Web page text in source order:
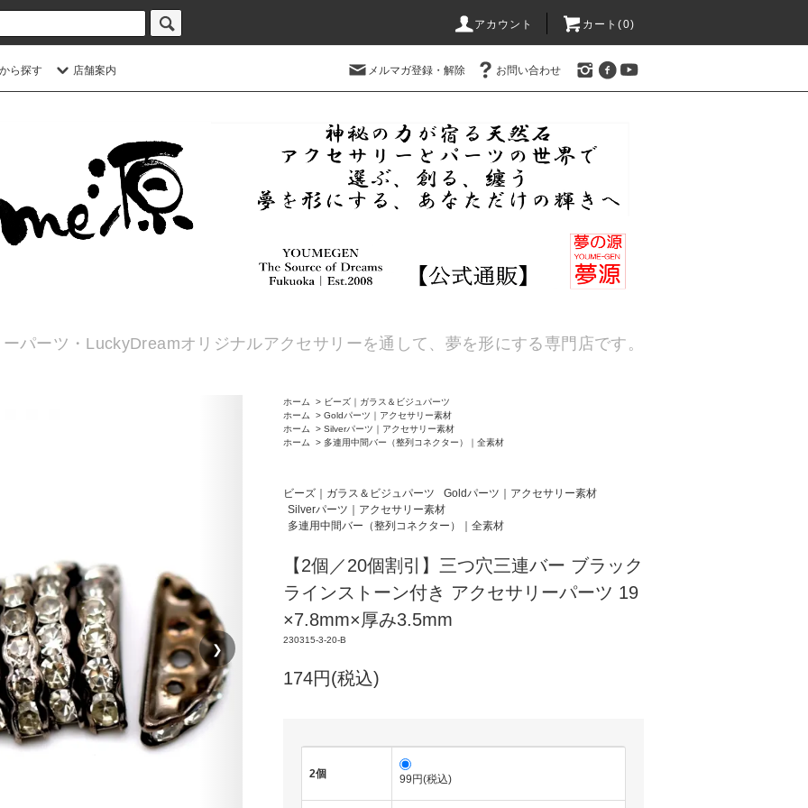
アカウント カート(0)
ら探す 店舗案内 メルマガ登録・解除 お問い合わせ
パーツ・LuckyDreamオリジナルアクセサリーを通して、夢を形にする専門店です。
❯
ホーム > ビーズ｜ガラス＆ビジュパーツ
ホーム
> Goldパーツ｜アクセサリー素材
ホーム
> Silverパーツ｜アクセサリー素材
ホーム
> 多連用中間バー（整列コネクター）｜全素材
ビーズ｜ガラス＆ビジュパーツ
Goldパーツ｜アクセサリー素材
Silverパーツ｜アクセサリー素材
多連用中間バー（整列コネクター）｜全素材
【2個／20個割引】三つ穴三連バー ブラック
ラインストーン付き アクセサリーパーツ 19
×7.8mm×厚み3.5mm
230315-3-20-B
174円(税込)
2個 99円(税込)